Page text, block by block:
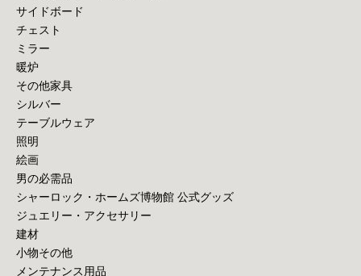
サイドボード
チェスト
ミラー
暖炉
その他家具
シルバー
テーブルウェア
照明
絵画
男の必需品
シャーロック・ホームズ博物館 公式グッズ
ジュエリー・アクセサリー
建材
小物その他
メンテナンス用品